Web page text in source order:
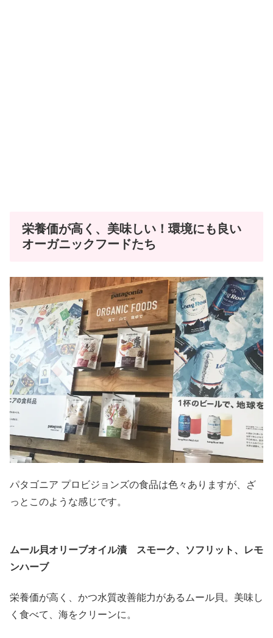
栄養価が高く、美味しい！環境にも良い
オーガニックフードたち
パタゴニア プロビジョンズの食品は色々ありますが、ざ
っとこのような感じです。
ムール貝オリーブオイル漬 スモーク、ソフリット、レモ
ンハーブ
栄養価が高く、かつ水質改善能力があるムール貝。美味し
く食べて、海をクリーンに。